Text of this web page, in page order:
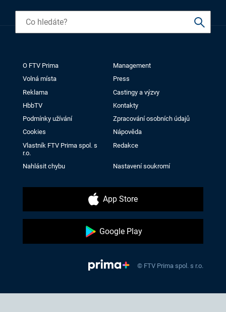
O FTV Prima
Management
Volná místa
Press
Reklama
Castingy a výzvy
HbbTV
Kontakty
Podmínky užívání
Zpracování osobních údajů
Cookies
Nápověda
Vlastník FTV Prima spol. s
r.o.
Redakce
Nahlásit chybu Nastavení soukromí
App Store
Google Play
© FTV Prima spol. s r.o.